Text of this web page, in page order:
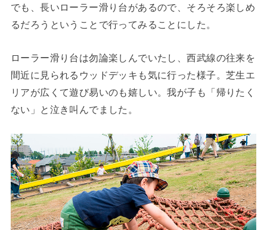
でも、長いローラー滑り台があるので、そろそろ楽しめ
るだろうということで行ってみることにした。
ローラー滑り台は勿論楽しんでいたし、西武線の往来を
間近に見られるウッドデッキも気に行った様子。芝生エ
リアが広くて遊び易いのも嬉しい。我が子も「帰りたく
ない」と泣き叫んでました。